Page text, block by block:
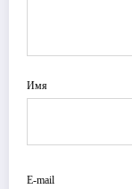
Имя
E-mail